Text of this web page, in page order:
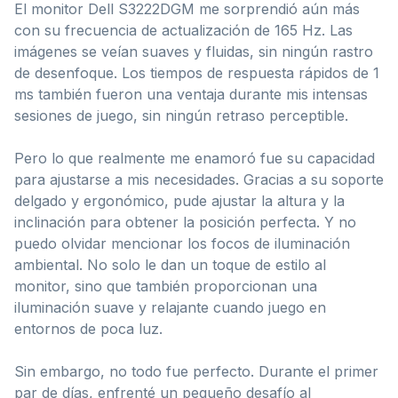
El monitor Dell S3222DGM me sorprendió aún más
con su frecuencia de actualización de 165 Hz. Las
imágenes se veían suaves y fluidas, sin ningún rastro
de desenfoque. Los tiempos de respuesta rápidos de 1
ms también fueron una ventaja durante mis intensas
sesiones de juego, sin ningún retraso perceptible.
Pero lo que realmente me enamoró fue su capacidad
para ajustarse a mis necesidades. Gracias a su soporte
delgado y ergonómico, pude ajustar la altura y la
inclinación para obtener la posición perfecta. Y no
puedo olvidar mencionar los focos de iluminación
ambiental. No solo le dan un toque de estilo al
monitor, sino que también proporcionan una
iluminación suave y relajante cuando juego en
entornos de poca luz.
Sin embargo, no todo fue perfecto. Durante el primer
par de días, enfrenté un pequeño desafío al